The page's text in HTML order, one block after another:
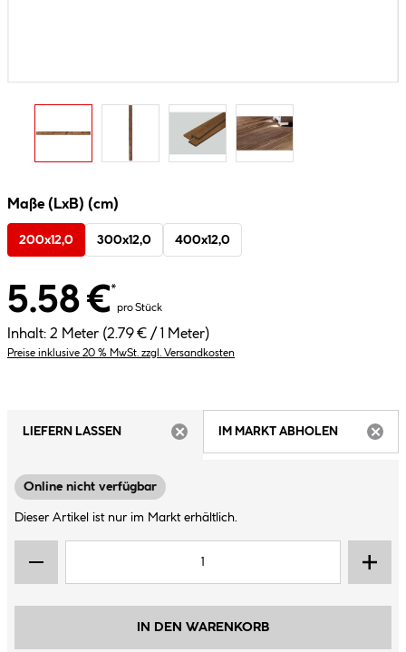
Maße (LxB) (cm)
200x12,0 300x12,0 400x12,0
5.58 €*
pro Stück
Inhalt: 2 Meter (2.79 € / 1 Meter)
Preise inklusive 20 % MwSt. zzgl. Versandkosten
LIEFERN LASSEN
IM MARKT ABHOLEN
Online nicht verfügbar
Dieser Artikel ist nur im Markt erhältlich.
IN DEN WARENKORB